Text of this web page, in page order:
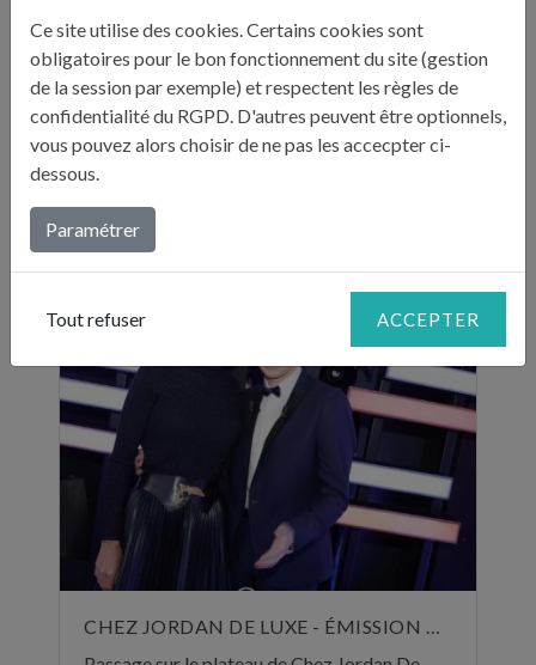
ELLE A TABLE - 11 ADRESSES GASTRONOMIQUES RECOMMANDÉES PAR JULIE ANDRIEU - NOVEMBRE 2024
"Sur ses réseaux, Julie Andrieu nous emmène
en Italie pendant cinq semaines à la
découverte de différentes villes. Entre
CHEZ JORDAN DE LUXE - ÉMISSION DU 29 OCTOBRE 2024
Ce site utilise des cookies. Certains cookies sont
obligatoires pour le bon fonctionnement du site (gestion
de la session par exemple) et respectent les règles de
confidentialité du RGPD. D'autres peuvent être optionnels,
vous pouvez alors choisir de ne pas les accecpter ci-
dessous.
Paramétrer
Tout refuser ACCEPTER